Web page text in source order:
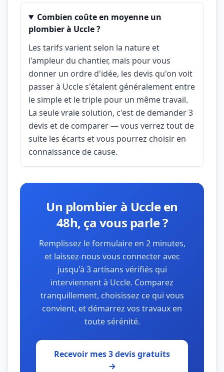
Combien coûte en moyenne un
plombier à Uccle ?
Les tarifs varient selon la nature et
l'ampleur du chantier, mais pour vous
donner un ordre d'idée, les devis qu'on voit
passer à Uccle s'étalent généralement entre
le simple et le triple pour un même travail.
La seule vraie solution, c'est de demander 3
devis et de comparer — vous verrez tout de
suite les écarts et vous pourrez choisir en
connaissance de cause.
Un plombier à Uccle en
48h, ça vous parle ?
Remplissez le formulaire en 2 minutes,
et laissez-nous vous connecter avec
jusqu'à 3 artisans vérifiés qui
interviennent à Uccle. Comparez
tranquillement, choisissez ce qui vous
convient, et démarrez vos travaux en
toute sérénité.
Recevoir mes 3 devis gratuits
→